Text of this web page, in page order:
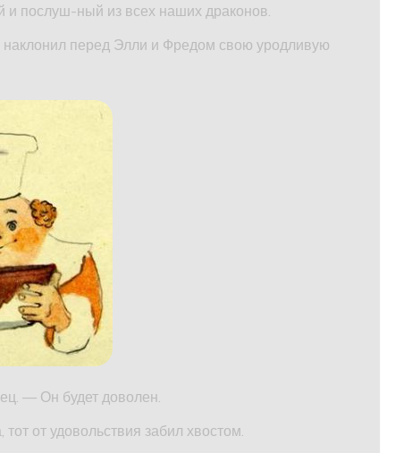
послуш-ный из всех наших драконов.
перед Элли и Фредом свою уродливую
— Он будет доволен.
от удовольствия забил хвостом.